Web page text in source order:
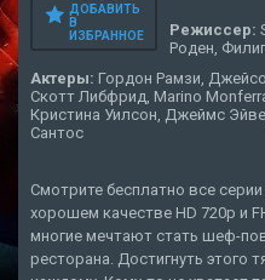
ДОБАВИТЬ
В
ИЗБРАННОЕ
Режиссер:
Роден,
Актеры: Гордон Рамзи,
Скотт Либфрид, Marino
Кристина Уилсон, Джеймс
Сантос
Смотрите бесплатно все
хорошем качестве HD 720p и
многие мечтают стать шеф-
ресторана. Достигнуть этого